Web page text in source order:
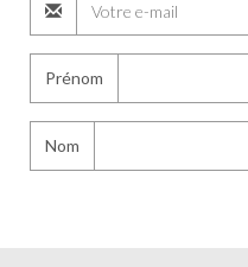
Prénom
Nom